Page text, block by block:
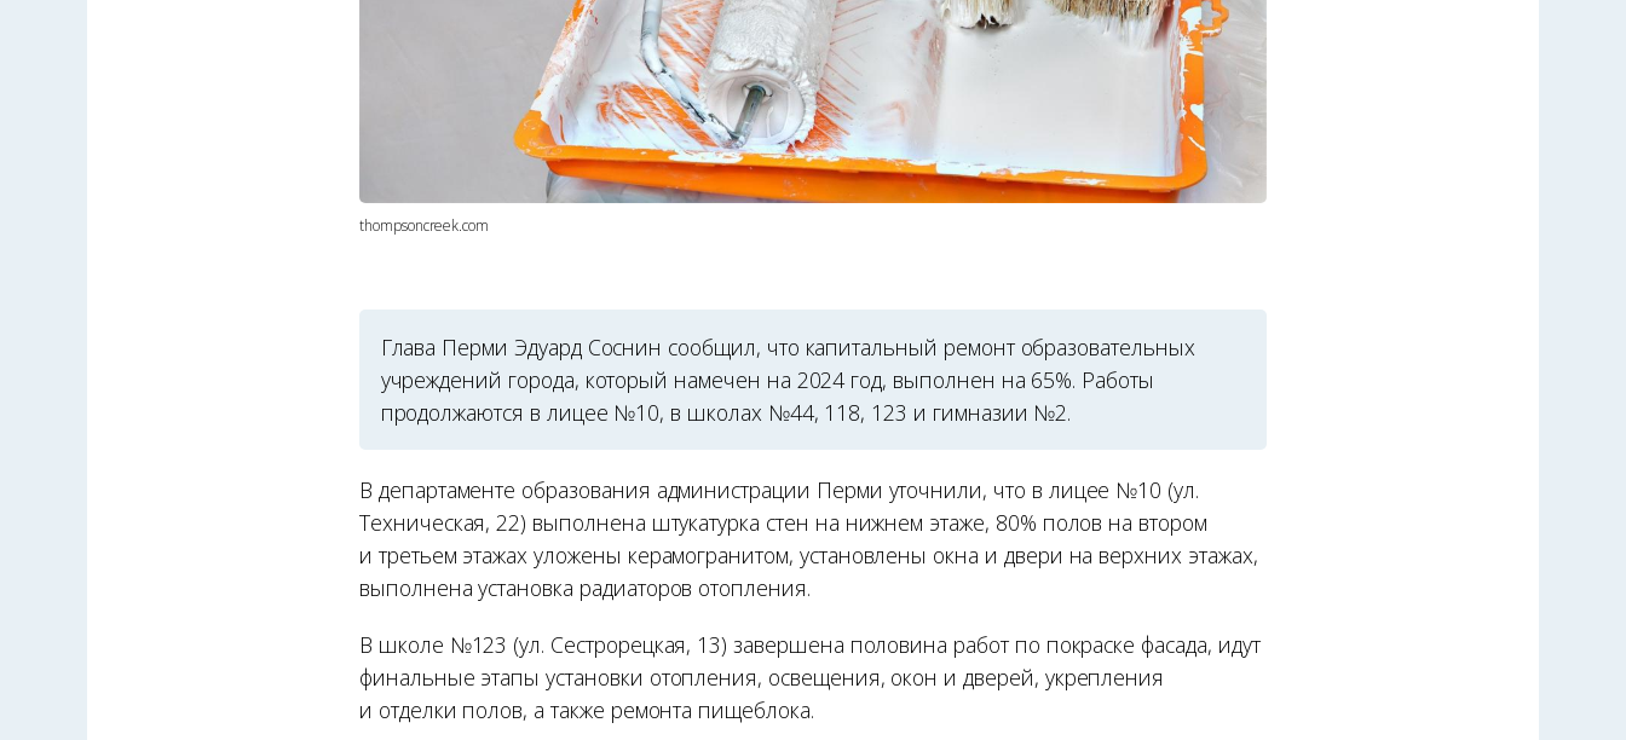
thompsoncreek.com
Глава Перми Эдуард Соснин сообщил, что капитальный ремонт образовательных
учреждений города, который намечен на 2024 год, выполнен на 65%. Работы
продолжаются в лицее №10, в школах №44, 118, 123 и гимназии №2.
В департаменте образования администрации Перми уточнили, что в лицее №10 (ул.
Техническая, 22) выполнена штукатурка стен на нижнем этаже, 80% полов на втором
и третьем этажах уложены керамогранитом, установлены окна и двери на верхних этажах,
выполнена установка радиаторов отопления.
В школе №123 (ул. Сестрорецкая, 13) завершена половина работ по покраске фасада, идут
финальные этапы установки отопления, освещения, окон и дверей, укрепления
и отделки полов, а также ремонта пищеблока.